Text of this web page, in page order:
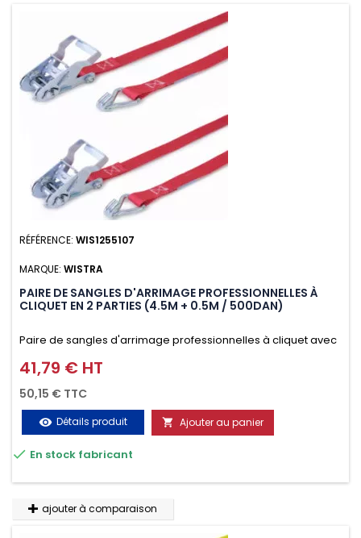
RÉFÉRENCE: WIS1255107
MARQUE: WISTRA
PAIRE DE SANGLES D'ARRIMAGE PROFESSIONNELLES À
CLIQUET EN 2 PARTIES (4.5M + 0.5M / 500DAN)
Paire de sangles d'arrimage professionnelles à cliquet avec
crochet en 2 parties (4.5M + 0.5M / 500daN), simple et rapide
d'utilisation. Permet d'arrimer et de sécuriser vos
chargements pendant le transport. Matière polyester très
résistante aux UV et aux variations de températures,
n'absorbe pas l'eau.
Prix
41,79 € HT
50,15 € TTC
visibility Détails produit  Ajouter au panier
 En stock fabricant
ajouter à comparaison